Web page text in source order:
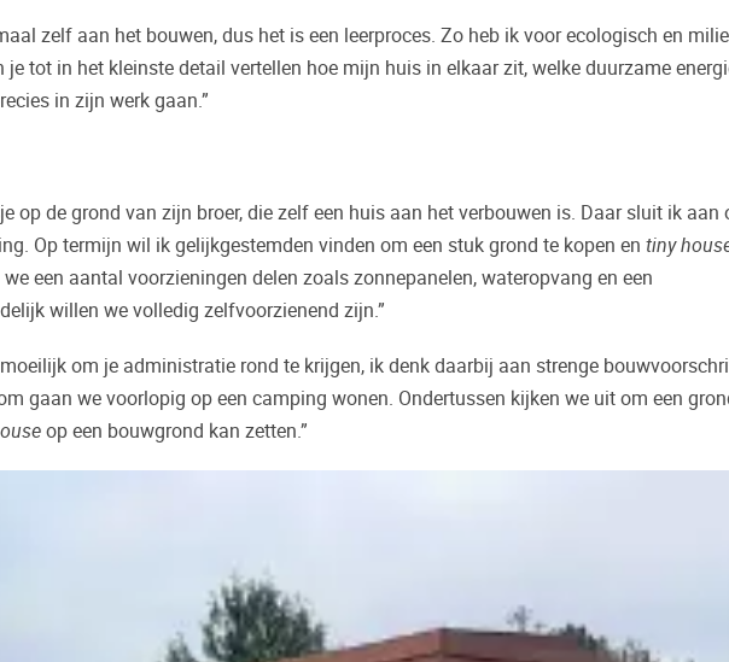
zelf aan het bouwen, dus het is een leerproces. Zo heb ik voor ecologisch en
je tot in het kleinste detail vertellen hoe mijn huis in elkaar zit, welke duurzame
in zijn werk gaan.”
op de grond van zijn broer, die zelf een huis aan het verbouwen is. Daar sluit ik aan
Op termijn wil ik gelijkgestemden vinden om een stuk grond te kopen en tiny
een aantal voorzieningen delen zoals zonnepanelen, wateropvang en een
willen we volledig zelfvoorzienend zijn.”
om je administratie rond te krijgen, ik denk daarbij aan strenge
gaan we voorlopig op een camping wonen. Ondertussen kijken we uit om een
op een bouwgrond kan zetten.”